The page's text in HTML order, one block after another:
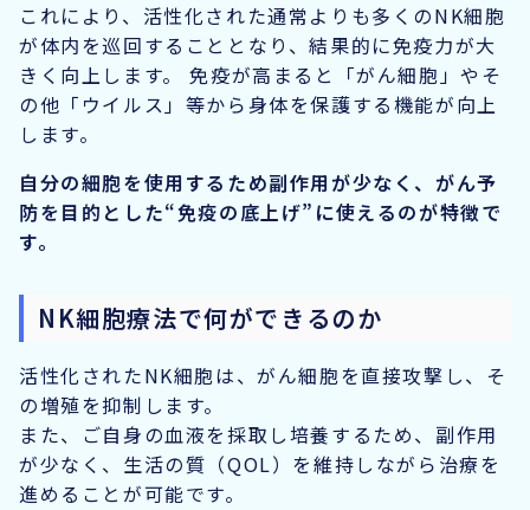
これにより、活性化された通常よりも多くのNK細胞
が体内を巡回することとなり、結果的に免疫力が大
きく向上します。 免疫が高まると「がん細胞」やそ
の他「ウイルス」等から身体を保護する機能が向上
します。
自分の細胞を使用するため副作用が少なく、がん予
防を目的とした“免疫の底上げ”に使えるのが特徴で
す。
NK細胞療法で何ができるのか
活性化されたNK細胞は、がん細胞を直接攻撃し、そ
の増殖を抑制します。
また、ご自身の血液を採取し培養するため、副作用
が少なく、生活の質（QOL）を維持しながら治療を
進めることが可能です。